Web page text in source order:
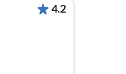
4.2